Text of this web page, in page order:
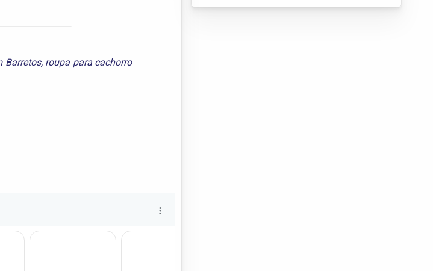
Barretos, roupa para cachorro